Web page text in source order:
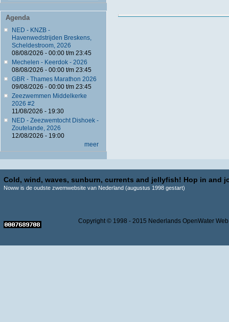
Agenda
NED - KNZB -
Havenwedstrijden Breskens,
Scheldestroom, 2026
08/08/2026 - 00:00t/m 23:45
Mechelen - Keerdok - 2026
08/08/2026 - 00:00t/m 23:45
GBR - Thames Marathon 2026
09/08/2026 - 00:00t/m 23:45
Zeezwemmen Middelkerke
2026 #2
11/08/2026 - 19:30
NED - Zeezwemtocht Dishoek -
Zoutelande, 2026
12/08/2026 - 19:00
meer
Cold, wind, waves, sunburn, currents and jellyfish! Hop in and
Noww is de oudste zwemwebsite van Nederland (augustus 1998 gestart)
Copyright © 1998 - 2015 Nederlands OpenWater